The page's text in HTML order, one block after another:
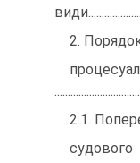
2.
2.1.